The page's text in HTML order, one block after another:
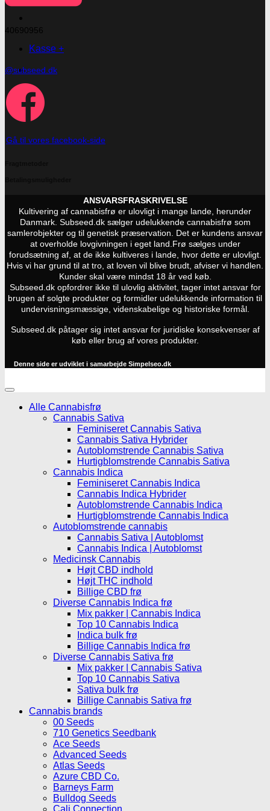
Kasse +
40690956
@subseed.dk
Gå til vores facebook-side
ANSVARSFRASKRIVELSE
Kultivering af cannabisfrø er ulovligt i mange lande, herunder
Danmark. Subseed.dk sælger udelukkende cannabisfrø som
samlerobjekter og til genetisk præservation. Det er kundens ansvar
at overholde lovgivningen i eget land. Frø sælges under
forudsætning af, at de ikke kultiveres i lande, hvor dette er ulovligt.
Hvis vi har grund til at tro, at loven vil blive brudt, afviser vi handlen.
Kunder skal være mindst 18 år ved køb.
Subseed.dk opfordrer ikke til ulovlig aktivitet, tager intet ansvar for
brugen af solgte produkter og formidler udelukkende information til
undervisningsmæssige, videnskabelige og historiske formål.
Subseed.dk påtager sig intet ansvar for juridiske konsekvenser af
køb eller brug af vores produkter.
Denne side er udviklet i samarbejde Simpelseo.dk
Alle Cannabisfrø
Cannabis Sativa
Feminiseret Cannabis Sativa
Cannabis Sativa Hybrider
Autoblomstrende Cannabis Sativa
Hurtigblomstrende Cannabis Sativa
Cannabis Indica
Feminiseret Cannabis Indica
Cannabis Indica Hybrider
Autoblomstrende Cannabis Indica
Hurtigblomstrende Cannabis Indica
Autoblomstrende cannabis
Cannabis Sativa | Autoblomst
Cannabis Indica | Autoblomst
Medicinsk Cannabis
Højt CBD indhold
Højt THC indhold
Billige CBD frø
Diverse Cannabis Indica frø
Mix pakker | Cannabis Indica
Top 10 Cannabis Indica
Indica bulk frø
Billige Cannabis Indica frø
Diverse Cannabis Sativa frø
Mix pakker | Cannabis Sativa
Top 10 Cannabis Sativa
Sativa bulk frø
Billige Cannabis Sativa frø
Cannabis brands
00 Seeds
710 Genetics Seedbank
Ace Seeds
Advanced Seeds
Atlas Seeds
Azure CBD Co.
Barneys Farm
Bulldog Seeds